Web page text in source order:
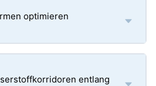
optimieren
entlang